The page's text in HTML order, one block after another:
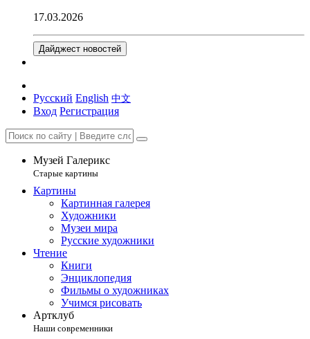
17.03.2026
Дайджест новостей
Русский English 中文
Вход Регистрация
Музей Галерикс
Старые картины
Картины
Картинная галерея
Художники
Музеи мира
Русские художники
Чтение
Книги
Энциклопедия
Фильмы о художниках
Учимся рисовать
Артклуб
Наши современники